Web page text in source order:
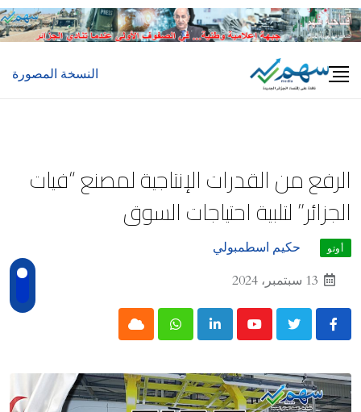
Skip
to
النسخة المصورة
الرفع من القدرات الإنتاجية لمصنع “فيات
الجزائر” لتلبية احتياجات السوق
أوتو
حكيم اسطمبولي
13 سبتمبر، 2024
Youtube
LinkedIn
Whatsapp
Cloud